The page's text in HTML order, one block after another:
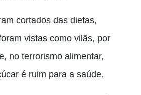
cortados das dietas,
vistas como vilãs, por
no terrorismo alimentar,
é ruim para a saúde.